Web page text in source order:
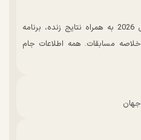
مشاهده جدول کامل جام جهانی 2026 به همراه نتایج زنده، برنامه
مسابقات. همه اطلاعات جام
جهان